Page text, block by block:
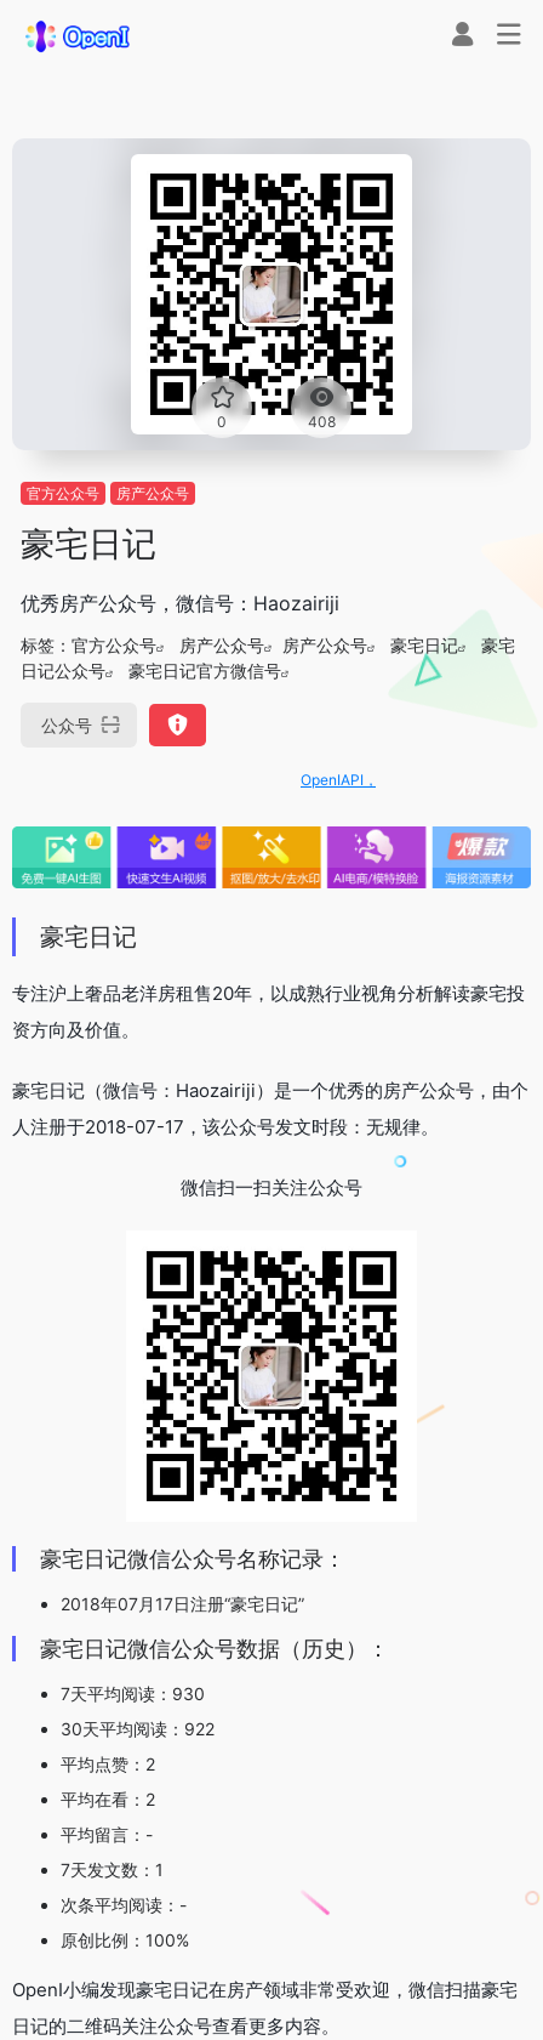
0 408
官方公众号 房产公众号
豪宅日记
优秀房产公众号，微信号：Haozairiji
标签： 官方公众号 房产公众号 房产公众号 豪宅日记
豪宅
日记公众号
豪宅日记官方微信号
公众号
OpenIAPI，一站式大模型API聚合平台
豪宅日记
专注沪上奢品老洋房租售20年，以成熟行业视角分析解读豪宅投
资方向及价值。
豪宅日记（微信号：Haozairiji）是一个优秀的房产公众号，由个
人注册于2018-07-17，该公众号发文时段：无规律。
微信扫一扫关注公众号
豪宅日记微信公众号名称记录：
2018年07月17日注册“豪宅日记”
豪宅日记微信公众号数据（历史）：
7天平均阅读：930
30天平均阅读：922
平均点赞：2
平均在看：2
平均留言：-
7天发文数：1
次条平均阅读：-
原创比例：100%
OpenI小编发现豪宅日记在房产领域非常受欢迎，微信扫描豪宅
日记的二维码关注公众号查看更多内容。